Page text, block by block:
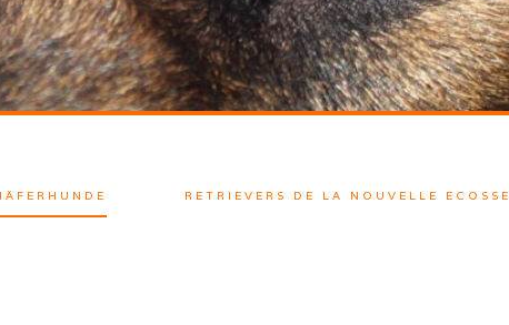
RETRIEVERS DE LA NOUVELLE ECOSSE